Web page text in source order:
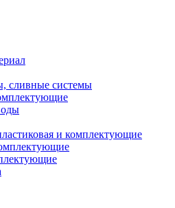
сливные системы
и комплектующие